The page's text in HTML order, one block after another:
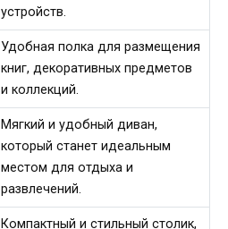
устройств.
Удобная полка для размещения
книг, декоративных предметов
и коллекций.
Мягкий и удобный диван,
который станет идеальным
местом для отдыха и
развлечений.
Компактный и стильный столик,